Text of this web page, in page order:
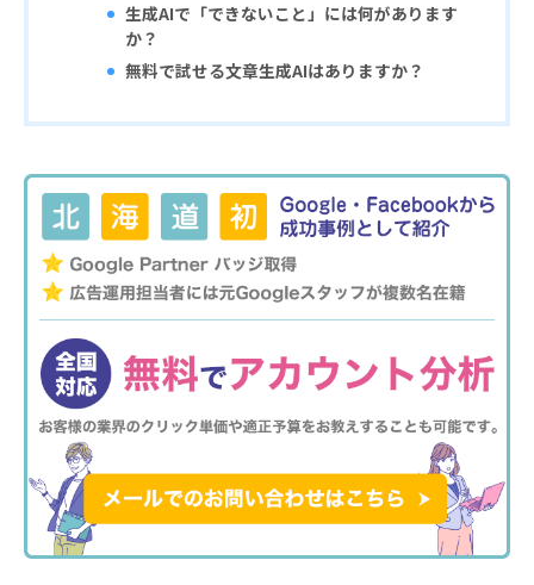
生成AIで「できないこと」には何があります
か？
無料で試せる文章生成AIはありますか？